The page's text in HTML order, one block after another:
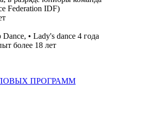
Federation IDF)
• Lady's dance 4 года
более 18 лет
ПРОГРАММ